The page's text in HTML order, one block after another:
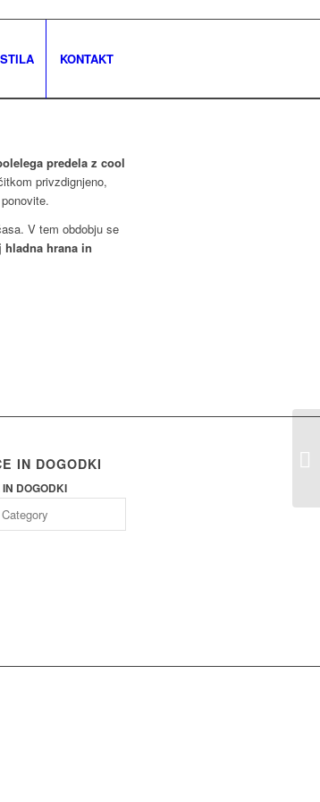
KONTAKT
predela z cool
privzdignjeno,
V tem obdobju se
hladna hrana in
IN DOGODKI
DOGODKI